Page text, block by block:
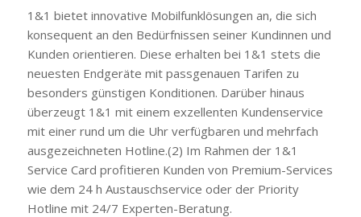
1&1 bietet innovative Mobilfunklösungen an, die sich
konsequent an den Bedürfnissen seiner Kundinnen und
Kunden orientieren. Diese erhalten bei 1&1 stets die
neuesten Endgeräte mit passgenauen Tarifen zu
besonders günstigen Konditionen. Darüber hinaus
überzeugt 1&1 mit einem exzellenten Kundenservice
mit einer rund um die Uhr verfügbaren und mehrfach
ausgezeichneten Hotline.(2) Im Rahmen der 1&1
Service Card profitieren Kunden von Premium-Services
wie dem 24 h Austauschservice oder der Priority
Hotline mit 24/7 Experten-Beratung.